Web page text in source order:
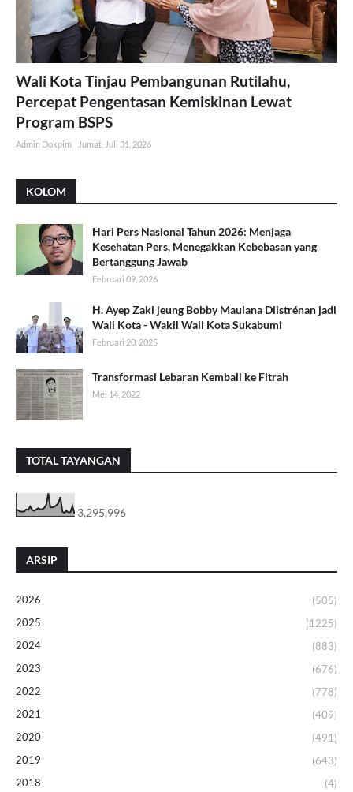
Wali Kota Tinjau Pembangunan Rutilahu,
Percepat Pengentasan Kemiskinan Lewat
Program BSPS
Admin Dokpim Jumat, Juli 31, 2026
KOLOM
Hari Pers Nasional Tahun 2026: Menjaga
Kesehatan Pers, Menegakkan Kebebasan yang
Bertanggung Jawab
Februari 09, 2026
H. Ayep Zaki jeung Bobby Maulana Diistrénan jadi
Wali Kota - Wakil Wali Kota Sukabumi
Februari 20, 2025
Transformasi Lebaran Kembali ke Fitrah
Mei 14, 2022
TOTAL TAYANGAN
3,295,996
ARSIP
2026
(505)
2025
(1225)
2024
(883)
2023
(676)
2022
(778)
2021
(409)
2020
(491)
2019
(643)
2018
(4)